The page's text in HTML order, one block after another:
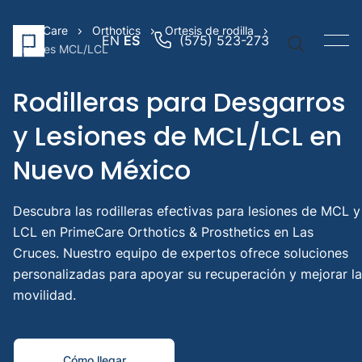
EN ES (575) 523-273
Vínculos
PrimeCare Orthotics
Ortesis de rodilla
Tirantes MCL/LCL
Rodilleras para Desgarros
y Lesiones de MCL/LCL en
Nuevo México
Descubra las rodilleras efectivas para lesiones de MCL y
LCL en PrimeCare Orthotics & Prosthetics en Las
Cruces. Nuestro equipo de expertos ofrece soluciones
personalizadas para apoyar su recuperación y mejorar la
movilidad.